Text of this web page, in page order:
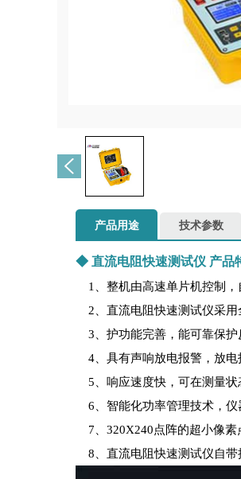
产品用途 技术参数
◆ 直流电阻快速测试仪 产品
1、整机由高速单片机控制，
2、直流电阻快速测试仪采用
3、护功能完善，能可靠保护
4、具有声响放电报警，放电
5、响应速度快，可在测量状
6、智能化功率管理技术，仪
7、320X240点阵的超小像素
8、直流电阻快速测试仪自带